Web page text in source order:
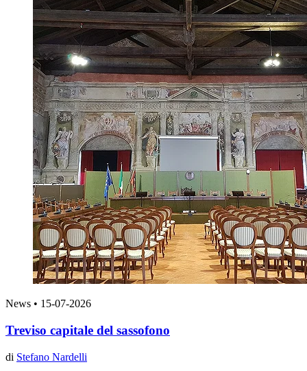
News • 15-07-2026
Treviso capitale del sassofono
di Stefano Nardelli